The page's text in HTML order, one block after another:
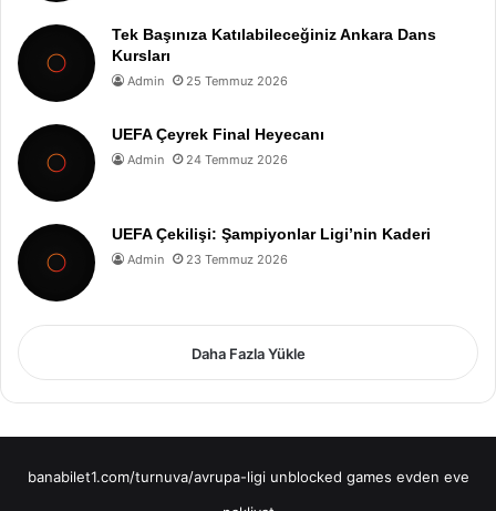
Tek Başınıza Katılabileceğiniz Ankara Dans
Kursları
Admin 25 Temmuz 2026
UEFA Çeyrek Final Heyecanı
Admin 24 Temmuz 2026
UEFA Çekilişi: Şampiyonlar Ligi’nin Kaderi
Admin 23 Temmuz 2026
Daha Fazla Yükle
banabilet1.com/turnuva/avrupa-ligi unblocked games evden eve